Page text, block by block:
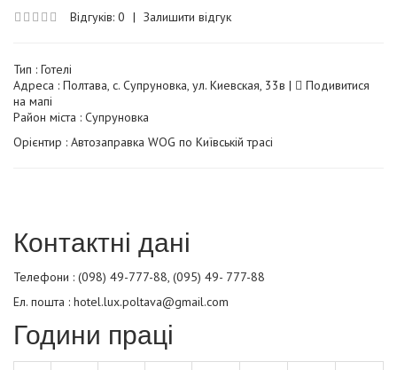
Відгуків: 0 | Залишити відгук
Тип : Готелі
Адреса : Полтава, с. Супруновка, ул. Киевская, 33в |
Подивитися
на мапі
Район міста : Супруновка
Орієнтир : Автозаправка WOG по Київській трасі
Контактні дані
Телефони : (098) 49-777-88, (095) 49- 777-88
Ел. пошта : hotel.lux.poltava@gmail.com
Години праці